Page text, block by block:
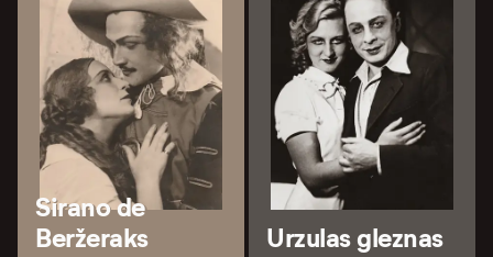
Sirano de
Beržeraks
Urzulas gleznas